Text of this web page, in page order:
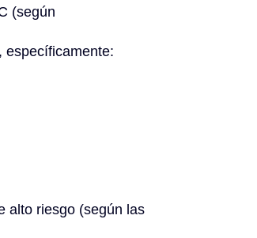
(según
específicamente: